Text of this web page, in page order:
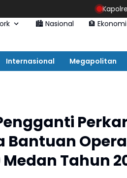
Kapolres Pelabuhan
🏙️ Nasional 🏦 Ekonomi
Internasional Megapolitan
Bantuan
Tahun